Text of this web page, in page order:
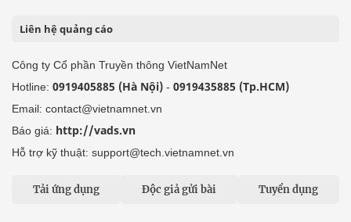
Liên hệ quảng cáo
Công ty Cổ phần Truyền thông VietNamNet
Hotline: 0919405885 (Hà Nội) - 0919435885 (Tp.HCM)
Email: contact@vietnamnet.vn
Báo giá: http://vads.vn
Hỗ trợ kỹ thuật: support@tech.vietnamnet.vn
Tải ứng dụng Độc giả gửi bài Tuyển dụng